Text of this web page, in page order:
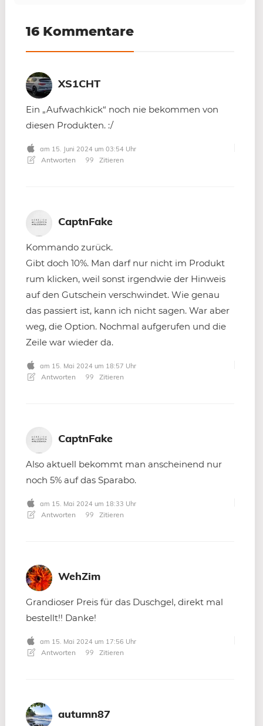
16 Kommentare
XS1CHT
Ein „Aufwachkick“ noch nie bekommen von
diesen Produkten. :/
am 15. Juni 2024 um 03:54 Uhr
Antworten Zitieren
CaptnFake
Kommando zurück.
Gibt doch 10%. Man darf nur nicht im Produkt
rum klicken, weil sonst irgendwie der Hinweis
auf den Gutschein verschwindet. Wie genau
das passiert ist, kann ich nicht sagen. War aber
weg, die Option. Nochmal aufgerufen und die
Zeile war wieder da.
am 15. Mai 2024 um 18:57 Uhr
Antworten Zitieren
CaptnFake
Also aktuell bekommt man anscheinend nur
noch 5% auf das Sparabo.
am 15. Mai 2024 um 18:33 Uhr
Antworten Zitieren
WehZim
Grandioser Preis für das Duschgel, direkt mal
bestellt!! Danke!
am 15. Mai 2024 um 17:56 Uhr
Antworten Zitieren
autumn87